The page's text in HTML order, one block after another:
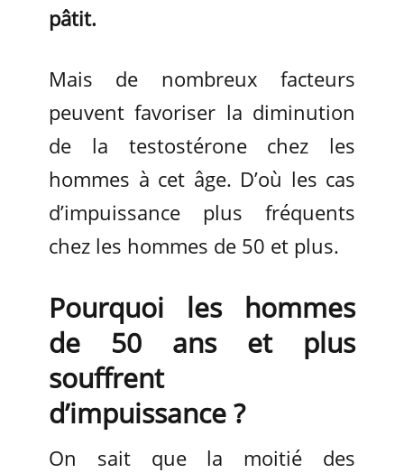
pâtit.
Mais de nombreux facteurs
peuvent favoriser la diminution
de la testostérone chez les
hommes à cet âge. D’où les cas
d’impuissance plus fréquents
chez les hommes de 50 et plus.
Pourquoi les hommes
de 50 ans et plus
souffrent
d’impuissance ?
On sait que la moitié des